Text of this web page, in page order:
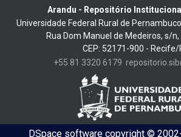
Arandu - Repositório
Universidade Federal Rural de
Rua Dom Manuel de Medeiros, s/n,
CEP: 52171-900 - Recife/
+55 81 3320 6179
DSpace softwarecopyright ©